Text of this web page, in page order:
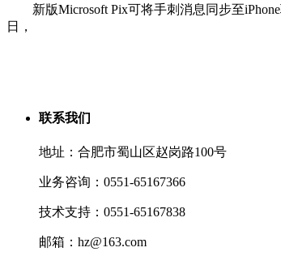
新版Microsoft Pix可将手刺消息同步至iPhone
日，
联系我们
地址：合肥市蜀山区赵岗路100号
业务咨询：0551-65167366
技术支持：0551-65167838
邮箱：hz@163.com